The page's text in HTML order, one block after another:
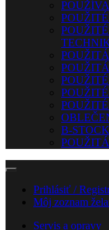
B-
Prihlásiť /
Môj zoznam
Servis a opravy